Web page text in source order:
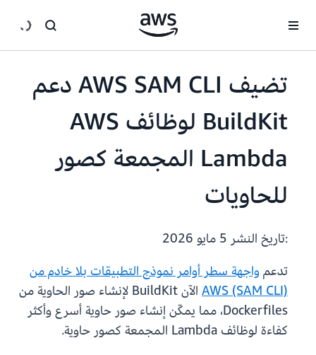
تضيف AWS SAM CLI دعم
BuildKit لوظائف AWS
Lambda المجمعة كصور
للحاويات
:تاريخ النشر
تدعمواجهة سطر أوامر نموذج التطبيقات بلا خادم من
AWS (SAM CLI)
الآن BuildKit لإنشاء صور الحاوية من
Dockerfiles، مما يمكّن إنشاء صور حاوية أسرع وأكثر
كفاءة لوظائف Lambda المجمعة كصور حاوية.